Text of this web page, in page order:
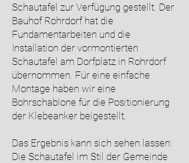
Schautafel zur Verfügung gestellt. Der
Bauhof Rohrdorf hat die
Fundamentarbeiten und die
Installation der vormontierten
Schautafel am Dorfplatz in Rohrdorf
übernommen. Für eine einfache
Montage haben wir eine
Bohrschablone für die Positionierung
der Klebeanker beigestellt.
Das Ergebnis kann sich sehen lassen:
Die Schautafel im Stil der Gemeinde